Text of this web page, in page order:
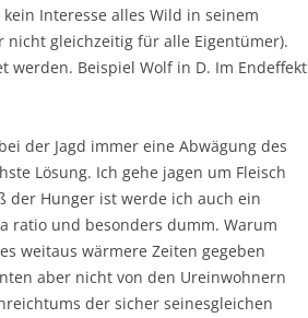
Interesse alles Wild in seinem
nicht gleichzeitig für alle Eigentümer).
werden. Beispiel Wolf in D. Im Endeffekt
der Jagd immer eine Abwägung des
Lösung. Ich gehe jagen um Fleisch
der Hunger ist werde ich auch ein
ratio und besonders dumm. Warum
weitaus wärmere Zeiten gegeben
aber nicht von den Ureinwohnern
der sicher seinesgleichen